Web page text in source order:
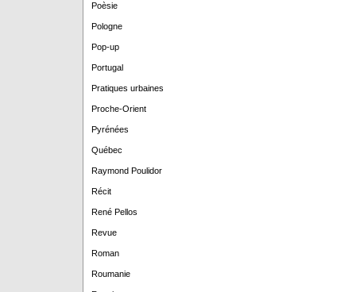
Poèsie
Pologne
Pop-up
Portugal
Pratiques urbaines
Proche-Orient
Pyrénées
Québec
Raymond Poulidor
Récit
René Pellos
Revue
Roman
Roumanie